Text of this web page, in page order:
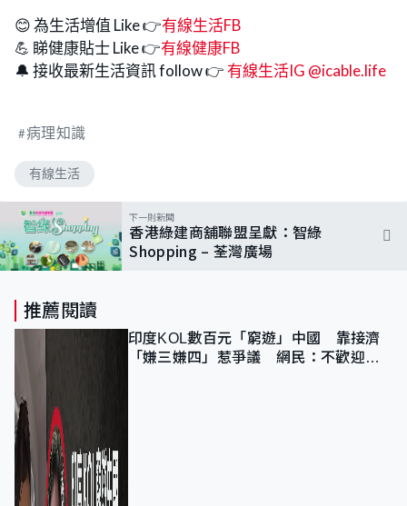
😊 為生活增值 Like 👉有線生活FB
💪 睇健康貼士 Like 👉有線健康FB
🔔 接收最新生活資訊 follow 👉 有線生活IG @icable.life
病理知識
有線生活
下一則新聞
香港綠建商舖聯盟呈獻：智綠
Shopping – 荃灣廣場
推薦閱讀
印度KOL數百元「窮遊」中國 靠接濟
「嫌三嫌四」惹爭議 網民：不歡迎劣